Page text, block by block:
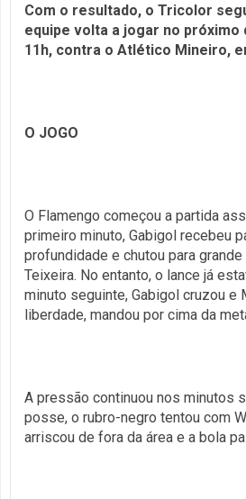
Com o resultado, o Tricolor
equipe volta a jogar no próximo
11h, contra o Atlético Mineiro,
O JOGO
O Flamengo começou a partida
primeiro minuto, Gabigol recebeu
profundidade e chutou para
Teixeira. No entanto, o lance já
minuto seguinte, Gabigol cruzou e
liberdade, mandou por cima da
A pressão continuou nos minutos
posse, o rubro-negro tentou com
arriscou de fora da área e a bola